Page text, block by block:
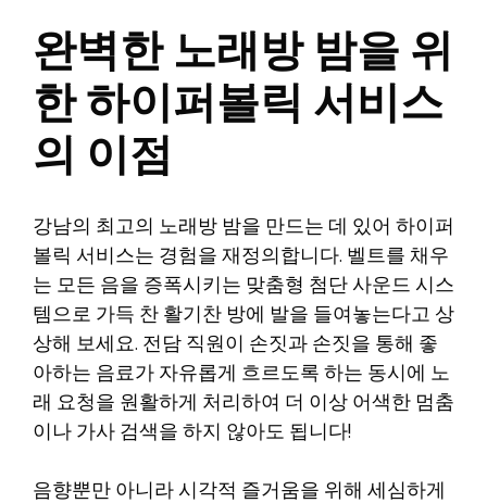
완벽한 노래방 밤을 위
한 하이퍼볼릭 서비스
의 이점
강남의 최고의 노래방 밤을 만드는 데 있어 하이퍼
볼릭 서비스는 경험을 재정의합니다. 벨트를 채우
는 모든 음을 증폭시키는 맞춤형 첨단 사운드 시스
템으로 가득 찬 활기찬 방에 발을 들여놓는다고 상
상해 보세요. 전담 직원이 손짓과 손짓을 통해 좋
아하는 음료가 자유롭게 흐르도록 하는 동시에 노
래 요청을 원활하게 처리하여 더 이상 어색한 멈춤
이나 가사 검색을 하지 않아도 됩니다!
음향뿐만 아니라 시각적 즐거움을 위해 세심하게